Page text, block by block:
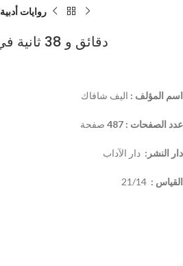
روايات أدبية
10 دقائق و 38 ثانية في هذا العالم الغريب
اسم المؤلف : اليف شافاك
عدد الصفحات : 487 صفحة
دار النشر: دار الآداب
القياس :